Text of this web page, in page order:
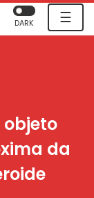
☰
DARK
objeto
da